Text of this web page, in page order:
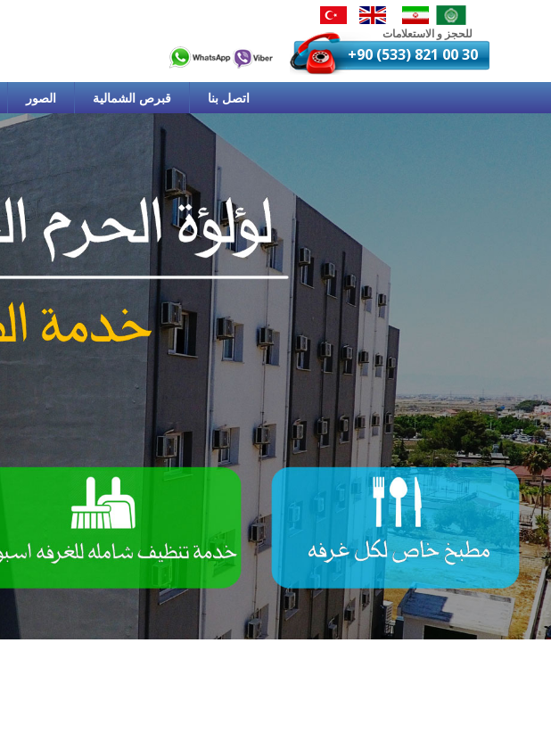
للحجز و الاستعلامات
+90 (533) 821 00 30
الصور قبرص الشمالية اتصل بنا